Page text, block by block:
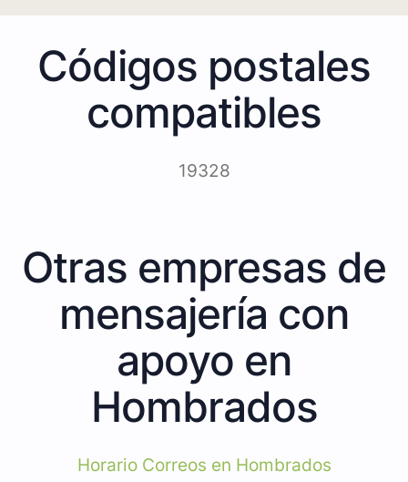
Códigos postales
compatibles
19328
Otras empresas de
mensajería con
apoyo en
Hombrados
Horario Correos en Hombrados